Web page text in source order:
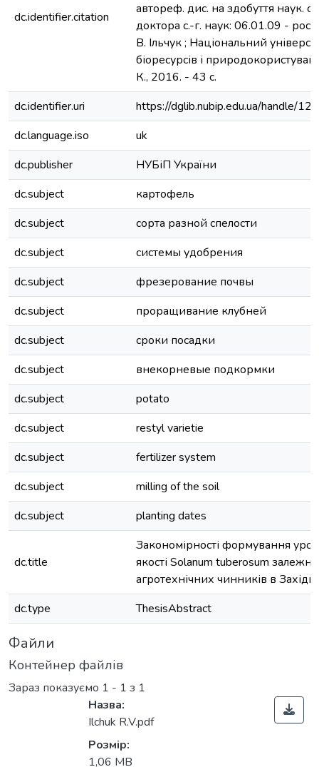
dc.identifier.citation
автореф. дис. на здобуття наук.
доктора с.-г. наук: 06.01.09 -
В. Ільчук ; Національний
біоресурсів і
К., 2016. - 43 с.
dc.identifier.uri
https://dglib.nubip.edu.ua/handle/
dc.language.iso
uk
dc.publisher
НУБіП України
dc.subject
картофель
dc.subject
сорта разной спелости
dc.subject
системы удобрения
dc.subject
фрезерование почвы
dc.subject
проращивание клубней
dc.subject
сроки посадки
dc.subject
внекорневые подкормки
dc.subject
potato
dc.subject
restyl varietie
dc.subject
fertilizer system
dc.subject
milling of the soil
dc.subject
planting dates
dc.title
Закономірності формування
якості Solanum tuberosum
агротехнічних чинників в
dc.type
ThesisAbstract
Файли
Контейнер файлів
Зараз показуємо 1 - 1 з 1
Назва:
Ilchuk R.V.pdf
Розмір:
1,06 MB